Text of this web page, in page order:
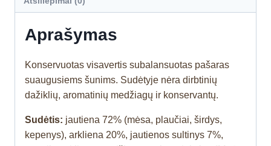
Aprašymas
Konservuotas visavertis subalansuotas pašaras
suaugusiems šunims. Sudėtyje nėra dirbtinių
dažiklių, aromatinių medžiagų ir konservantų.
Sudėtis: jautiena 72% (mėsa, plaučiai, širdys,
kepenys), arkliena 20%, jautienos sultinys 7%,